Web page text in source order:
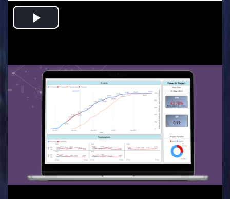
Play